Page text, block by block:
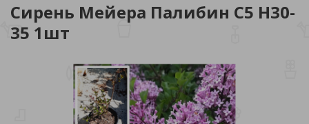
Сирень Мейера Палибин С5 H30-
35 1шт